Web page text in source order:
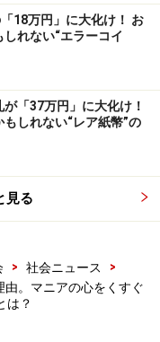
18万円」に大化け！ お
れない“エラーコイ
「37万円」に大化け！
しれない“レア紙幣”の
見る
> 社会ニュース
>
。マニアの心をくすぐ
は？